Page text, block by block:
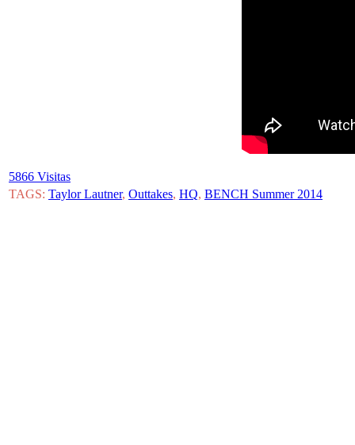
5866 Visitas
TAGS: Taylor Lautner, Outtakes, HQ, BENCH Summer 2014